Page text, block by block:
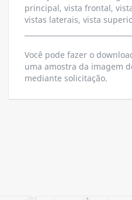
principal, vista frontal,
vistas laterais, vista
Você pode fazer o
uma amostra da imagem
mediante solicitação.